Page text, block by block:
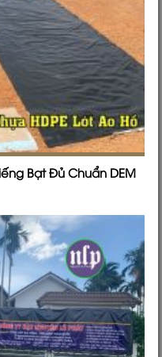
Bạt Đủ Chuẩn DEM